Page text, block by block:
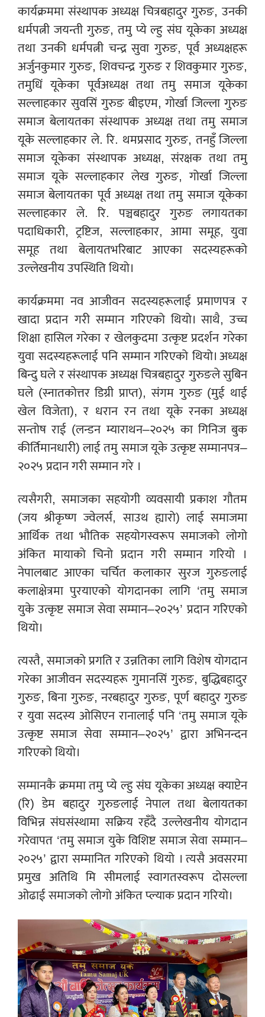
कार्यक्रममा संस्थापक अध्यक्ष चित्रबहादुर गुरुङ, उनकी
धर्मपत्नी जयन्ती गुरुङ, तमु प्ये ल्हु संघ यूकेका अध्यक्ष
तथा उनकी धर्मपत्नी चन्द्र सुवा गुरुङ, पूर्व अध्यक्षहरू
अर्जुनकुमार गुरुङ, शिवचन्द्र गुरुङ र शिवकुमार गुरुङ,
तमुधिं यूकेका पूर्वअध्यक्ष तथा तमु समाज यूकेका
सल्लाहकार सुवसिं गुरुङ बीइएम, गोर्खा जिल्ला गुरुङ
समाज बेलायतका संस्थापक अध्यक्ष तथा तमु समाज
यूके सल्लाहकार ले. रि. थमप्रसाद गुरुङ, तनहुँ जिल्ला
समाज यूकेका संस्थापक अध्यक्ष, संरक्षक तथा तमु
समाज यूके सल्लाहकार लेख गुरुङ, गोर्खा जिल्ला
समाज बेलायतका पूर्व अध्यक्ष तथा तमु समाज यूकेका
सल्लाहकार ले. रि. पञ्चबहादुर गुरुङ लगायतका
पदाधिकारी, ट्रष्टिज, सल्लाहकार, आमा समूह, युवा
समूह तथा बेलायतभरिबाट आएका सदस्यहरूको
उल्लेखनीय उपस्थिति थियो।
कार्यक्रममा नव आजीवन सदस्यहरूलाई प्रमाणपत्र र
खादा प्रदान गरी सम्मान गरिएको थियो। साथै, उच्च
शिक्षा हासिल गरेका र खेलकुदमा उत्कृष्ट प्रदर्शन गरेका
युवा सदस्यहरूलाई पनि सम्मान गरिएको थियो। अध्यक्ष
बिन्दु घले र संस्थापक अध्यक्ष चित्रबहादुर गुरुङले सुबिन
घले (स्नातकोत्तर डिग्री प्राप्त), संगम गुरुङ (मुई थाई
खेल विजेता), र धरान रन तथा यूके रनका अध्यक्ष
सन्तोष राई (लन्डन म्याराथन–२०२५ का गिनिज बुक
कीर्तिमानधारी) लाई तमु समाज यूके उत्कृष्ट सम्मानपत्र–
२०२५ प्रदान गरी सम्मान गरे ।
त्यसैगरी, समाजका सहयोगी व्यवसायी प्रकाश गौतम
(जय श्रीकृष्ण ज्वेलर्स, साउथ ह्यारो) लाई समाजमा
आर्थिक तथा भौतिक सहयोगस्वरूप समाजको लोगो
अंकित मायाको चिनो प्रदान गरी सम्मान गरियो ।
नेपालबाट आएका चर्चित कलाकार सुरज गुरुङलाई
कलाक्षेत्रमा पुरयाएको योगदानका लागि ‘तमु समाज
युके उत्कृष्ट समाज सेवा सम्मान–२०२५’ प्रदान गरिएको
थियो।
त्यस्तै, समाजको प्रगति र उन्नतिका लागि विशेष योगदान
गरेका आजीवन सदस्यहरू गुमानसिं गुरुङ, बुद्धिबहादुर
गुरुङ, बिना गुरुङ, नरबहादुर गुरुङ, पूर्ण बहादुर गुरुङ
र युवा सदस्य ओसिएन रानालाई पनि ‘तमु समाज यूके
उत्कृष्ट समाज सेवा सम्मान–२०२५’ द्वारा अभिनन्दन
गरिएको थियो।
सम्मानकै क्रममा तमु प्ये ल्हु संघ यूकेका अध्यक्ष क्याप्टेन
(रि) डेम बहादुर गुरुङलाई नेपाल तथा बेलायतका
विभिन्न संघसंस्थामा सक्रिय रहँदै उल्लेखनीय योगदान
गरेवापत ‘तमु समाज युके विशिष्ट समाज सेवा सम्मान–
२०२५’ द्वारा सम्मानित गरिएको थियो । त्यसै अवसरमा
प्रमुख अतिथि मि सीमलाई स्वागतस्वरूप दोसल्ला
ओढाई समाजको लोगो अंकित प्ल्याक प्रदान गरियो।